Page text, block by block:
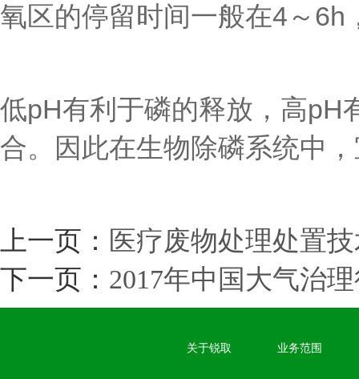
氧区的停留时间一般在4～
低pH有利于磷的释放，高pH
合。因此在生物除磷系统中
上一页： 医疗废物处理处置
下一页： 2017年中国大气治
关于锐取 业务范围